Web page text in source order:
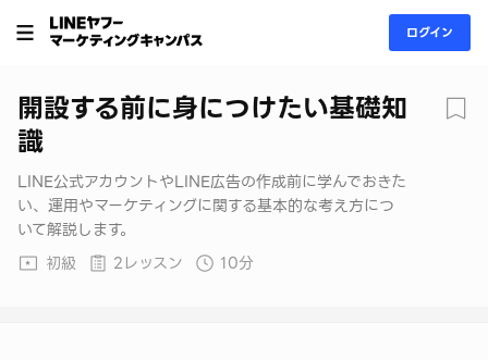
ログイン
開設する前に身につけたい基礎知
識
LINE公式アカウントやLINE広告の作成前に学んでおきた
い、運用やマーケティングに関する基本的な考え方につ
いて解説します。
初級
2レッスン 10分